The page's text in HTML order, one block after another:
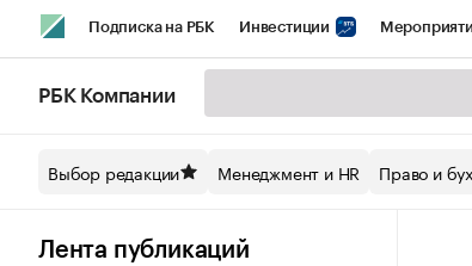
Подписка на РБК Инвестиции
Спецпроекты СПб Конференции СПб
Технологии и медиа
РБК Компании
Выбор редакции Менеджмент и HR Право и
Лента публикаций